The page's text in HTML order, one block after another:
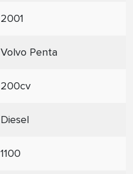
2001
Volvo Penta
200cv
Diesel
1100